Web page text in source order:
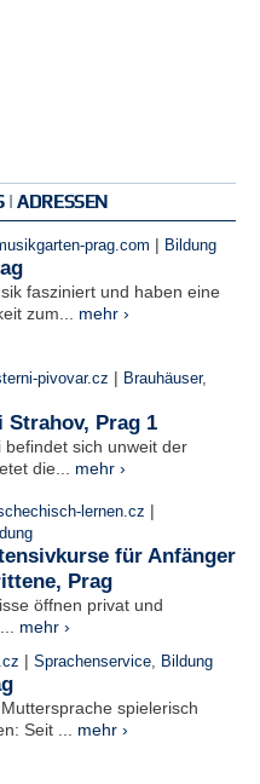
ADRESSEN
prag.com | Bildung
fasziniert und haben eine
zum... mehr ›
pivovar.cz | Brauhäuser,
Strahov, Prag 1
befindet sich unweit der
die... mehr ›
lernen.cz |
für Anfänger
Prag
öffnen privat und
mehr ›
| Sprachenservice, Bildung
spielerisch
Seit ... mehr ›